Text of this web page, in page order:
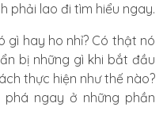
phải lao đi tìm hiểu ngay.
gì hay ho nhỉ? Có thật nó
bị những gì khi bắt đầu
thực hiện như thế nào?
phá ngay ở những phần